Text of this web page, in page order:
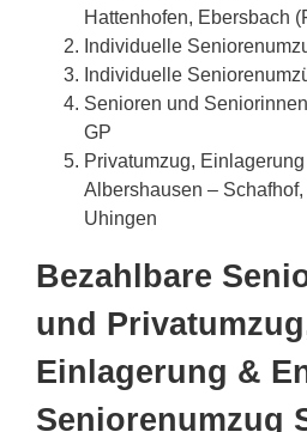
Hattenhofen, Ebersbach
Individuelle
Individuelle
Senioren und
GP
Privatumzug,
Albershausen –
Uhingen
Bezahlbare
und
Einlagerung &
Seniorenumzug